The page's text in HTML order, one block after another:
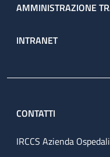
AMMINISTRAZIONE
INTRANET
CONTATTI
IRCCS Azienda